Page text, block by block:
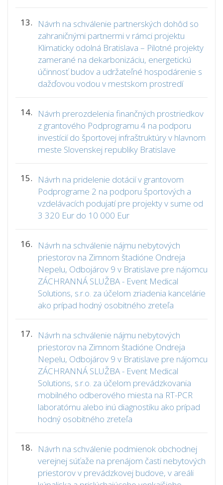
13.
Návrh na schválenie partnerských dohôd so
zahraničnými partnermi v rámci projektu
Klimaticky odolná Bratislava – Pilotné projekty
zamerané na dekarbonizáciu, energetickú
účinnosť budov a udržateľné hospodárenie s
dažďovou vodou v mestskom prostredí
14.
Návrh prerozdelenia finančných prostriedkov
z grantového Podprogramu 4 na podporu
investícií do športovej infraštruktúry v hlavnom
meste Slovenskej republiky Bratislave
15.
Návrh na pridelenie dotácií v grantovom
Podprograme 2 na podporu športových a
vzdelávacích podujatí pre projekty v sume od
3 320 Eur do 10 000 Eur
16.
Návrh na schválenie nájmu nebytových
priestorov na Zimnom štadióne Ondreja
Nepelu, Odbojárov 9 v Bratislave pre nájomcu
ZÁCHRANNÁ SLUŽBA - Event Medical
Solutions, s.r.o. za účelom zriadenia kancelárie
ako prípad hodný osobitného zreteľa
17.
Návrh na schválenie nájmu nebytových
priestorov na Zimnom štadióne Ondreja
Nepelu, Odbojárov 9 v Bratislave pre nájomcu
ZÁCHRANNÁ SLUŽBA - Event Medical
Solutions, s.r.o. za účelom prevádzkovania
mobilného odberového miesta na RT-PCR
laboratórnu alebo inú diagnostiku ako prípad
hodný osobitného zreteľa
18.
Návrh na schválenie podmienok obchodnej
verejnej súťaže na prenájom časti nebytových
priestorov v prevádzkovej budove, v areáli